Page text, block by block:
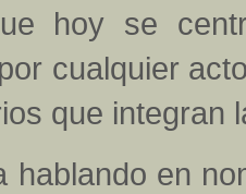
hoy se
cualquier
que integran
hablando en